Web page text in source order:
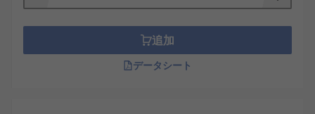
追加
データシート